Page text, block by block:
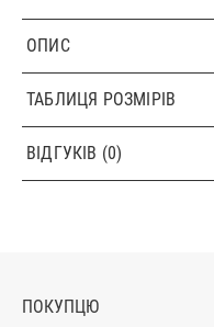
ОПИС
ТАБЛИЦЯ РОЗМІРІВ
ВІДГУКІВ (0)
ПОКУПЦЮ